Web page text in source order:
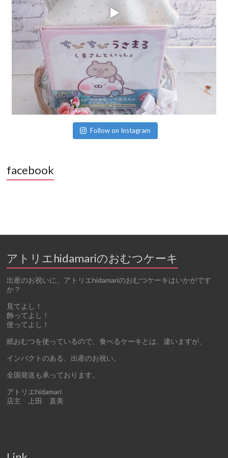
Follow on Instagram
facebook
アトリエhidamariのおむつケーキ
出産のお祝いに、アトリエhidamariのおむつケーキはいかがです
か？
見てよし！
飾ってよし！
使ってよし！
紙おむつを使っているので、食べるケーキとは、違いますが、
インパクトのある、出産のお祝い。
全国発送も承っております。
アトリエhidamari
店主 上田 直美